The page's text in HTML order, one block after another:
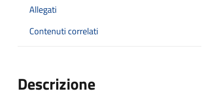
Allegati
Contenuti correlati
Descrizione